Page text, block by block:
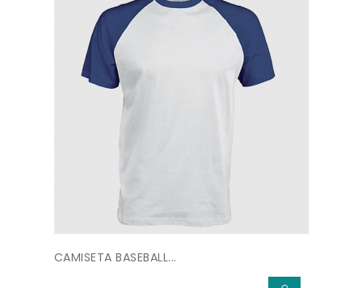
CAMISETA BASEBALL...